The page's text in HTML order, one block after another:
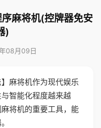
麻将机(控牌器免安
)
08月09日
】麻将机作为现代娱乐
智能化程度越来越
将机的重要工具，能